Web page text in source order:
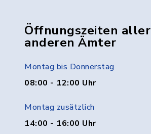
Öffnungszeiten aller
anderen Ämter
Montag bis Donnerstag
08:00 - 12:00 Uhr
Montag zusätzlich
14:00 - 16:00 Uhr